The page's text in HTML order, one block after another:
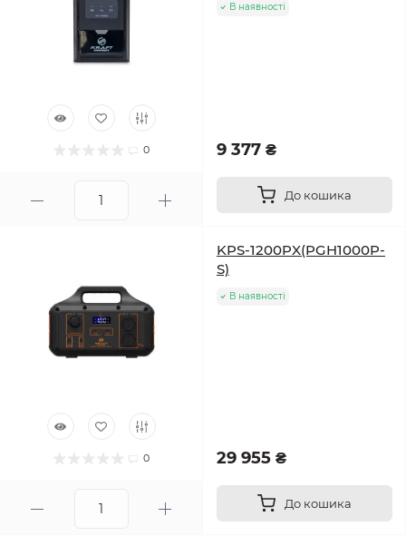
0
В наявності
9 377 ₴
До кошика
0
KPS-1200PX(PGH1000P-
S)
В наявності
29 955 ₴
До кошика